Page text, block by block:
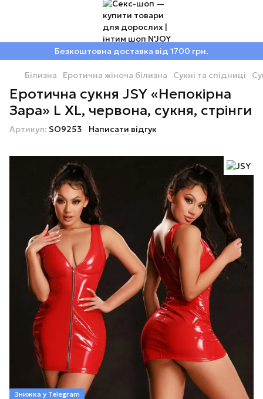
Безкоштовна доставка від 1700 грн.
Білизна Еротична жіноча білизна Сукні та спідниці
Еротична сукня JSY «Непокірна
Зара» L XL, червона, сукня, стрінги
Артикул: SO9253 Написати відгук
Знижка у Telegram